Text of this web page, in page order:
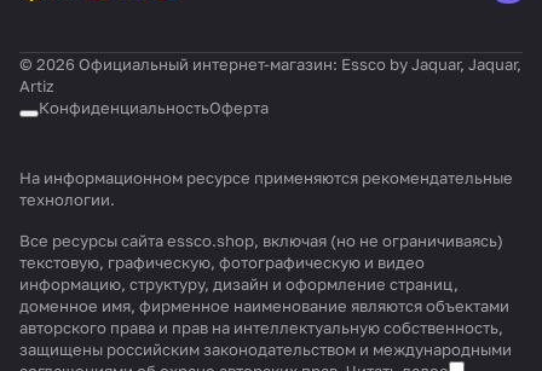
© 2026 Официальный интернет-магазин: Essco by Jaquar, Jaquar,
Artiz
КонфиденциальностьОферта
На информационном ресурсе применяются рекомендательные
технологии.
Все ресурсы сайта essco.shop, включая (но не ограничиваясь)
текстовую, графическую, фотографическую и видео
информацию, структуру, дизайн и оформление страниц,
доменное имя, фирменное наименование являются объектами
авторского права и прав на интеллектуальную собственность,
защищены российским законодательством и международными